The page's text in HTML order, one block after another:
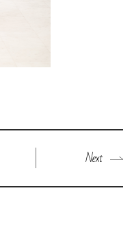
Next